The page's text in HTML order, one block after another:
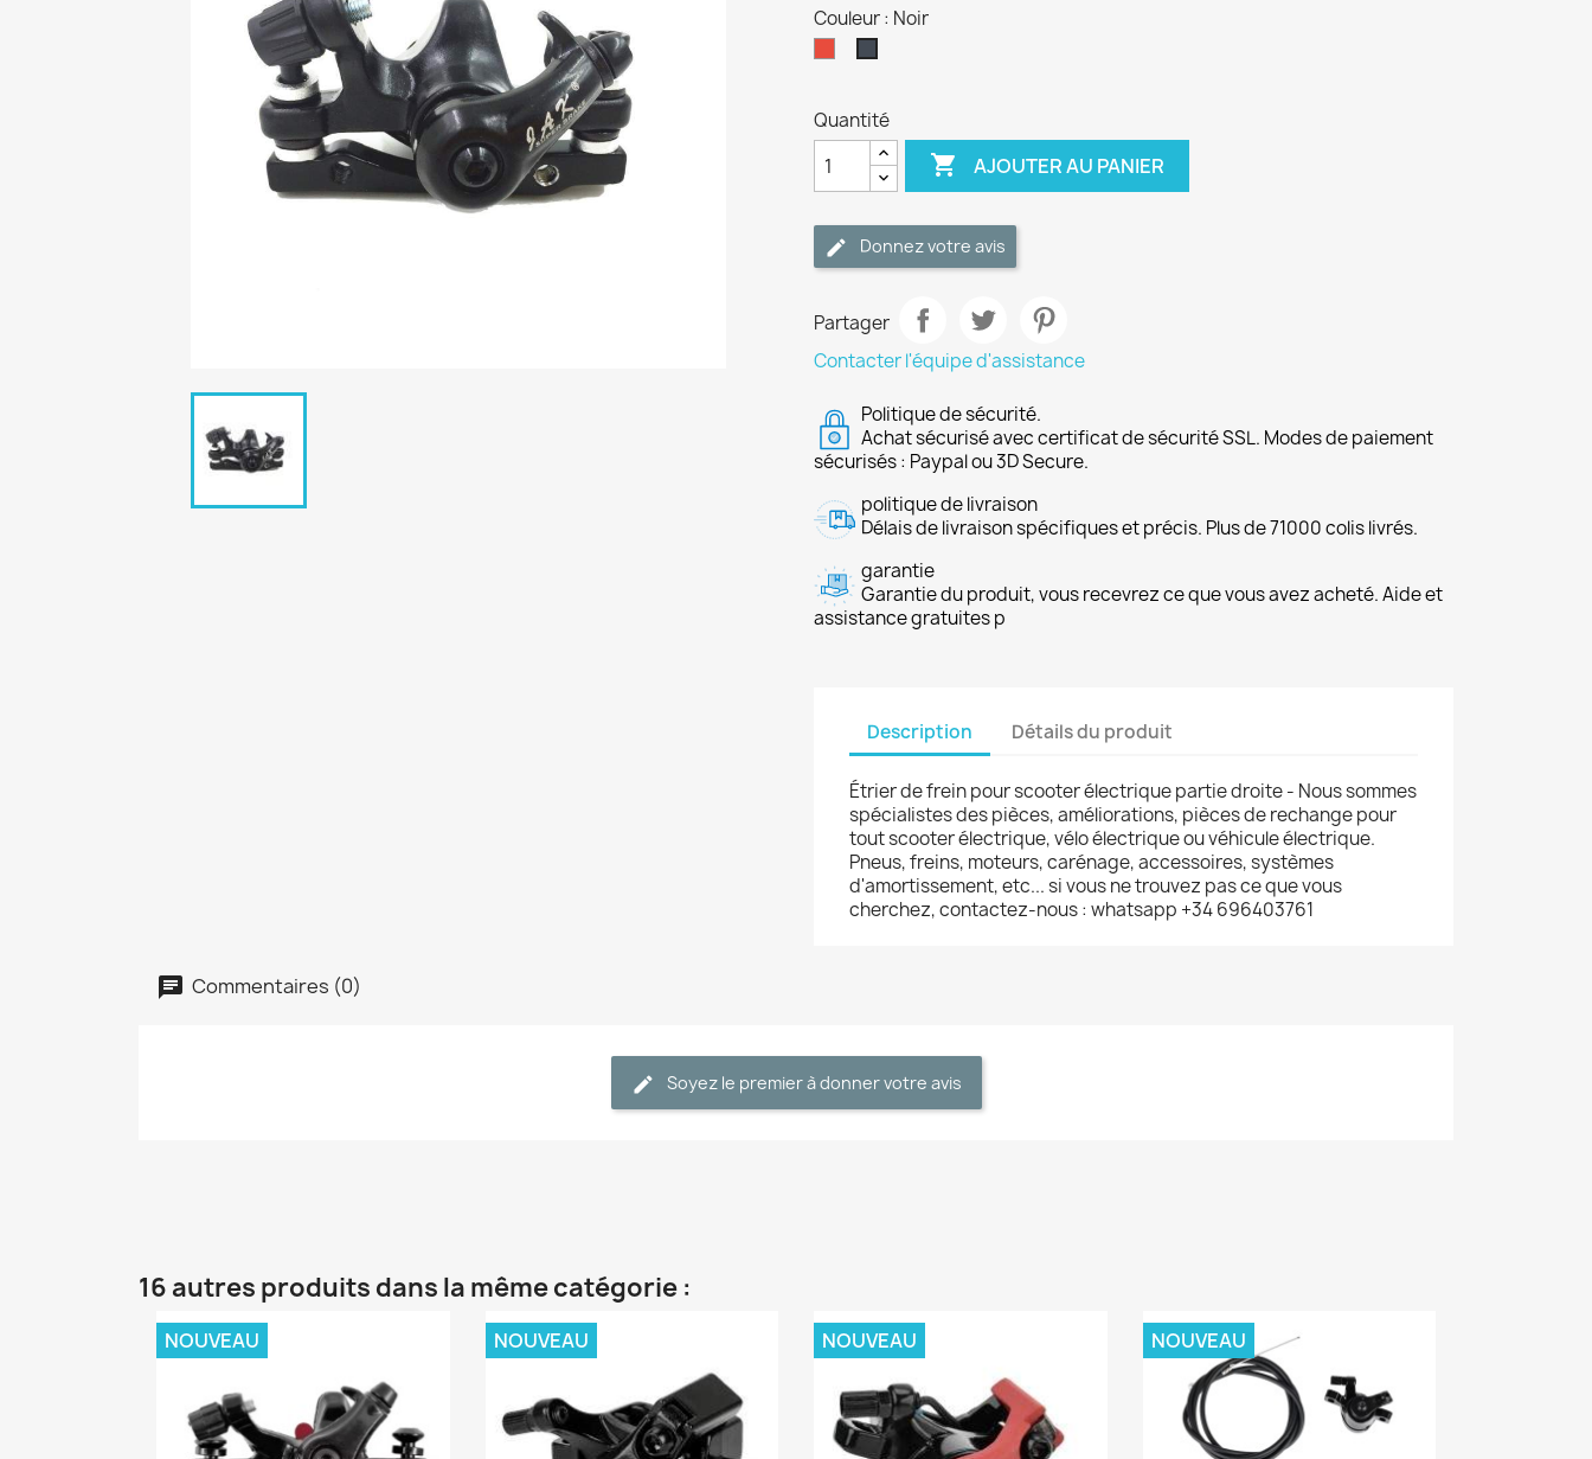
Couleur : Noir
Quantité
 AJOUTER AU PANIER
Donnez votre avis
Partager
Contacter l'équipe d'assistance
Politique de sécurité.
Achat sécurisé avec certificat de sécurité SSL. Modes de paiement
sécurisés : Paypal ou 3D Secure.
politique de livraison
Délais de livraison spécifiques et précis. Plus de 71000 colis livrés.
garantie
Garantie du produit, vous recevrez ce que vous avez acheté. Aide et
assistance gratuites p
Description Détails du produit
Étrier de frein pour scooter électrique partie droite - Nous sommes
spécialistes des pièces, améliorations, pièces de rechange pour
tout scooter électrique, vélo électrique ou véhicule électrique.
Pneus, freins, moteurs, carénage, accessoires, systèmes
d'amortissement, etc... si vous ne trouvez pas ce que vous
cherchez, contactez-nous : whatsapp +34 696403761
Commentaires (0)
Soyez le premier à donner votre avis
16 autres produits dans la même catégorie :
NOUVEAU NOUVEAU NOUVEAU NOUVEAU